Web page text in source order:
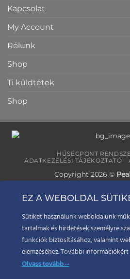
Kapcsolat
My Account
Rólunk
Shop
Ti küldtétek
Shop
HŰSÉGPONT
ADATKEZELÉSI TÁJÉKOZTATÓ
Copyright 2026 ©
EZ A WEBOLDAL
Sütiket használunk weboldalunk
tartalmak és hirdetések személyre
funkciók biztosításához, valamint
elemzéséhez. További információkért
Olvass tovább